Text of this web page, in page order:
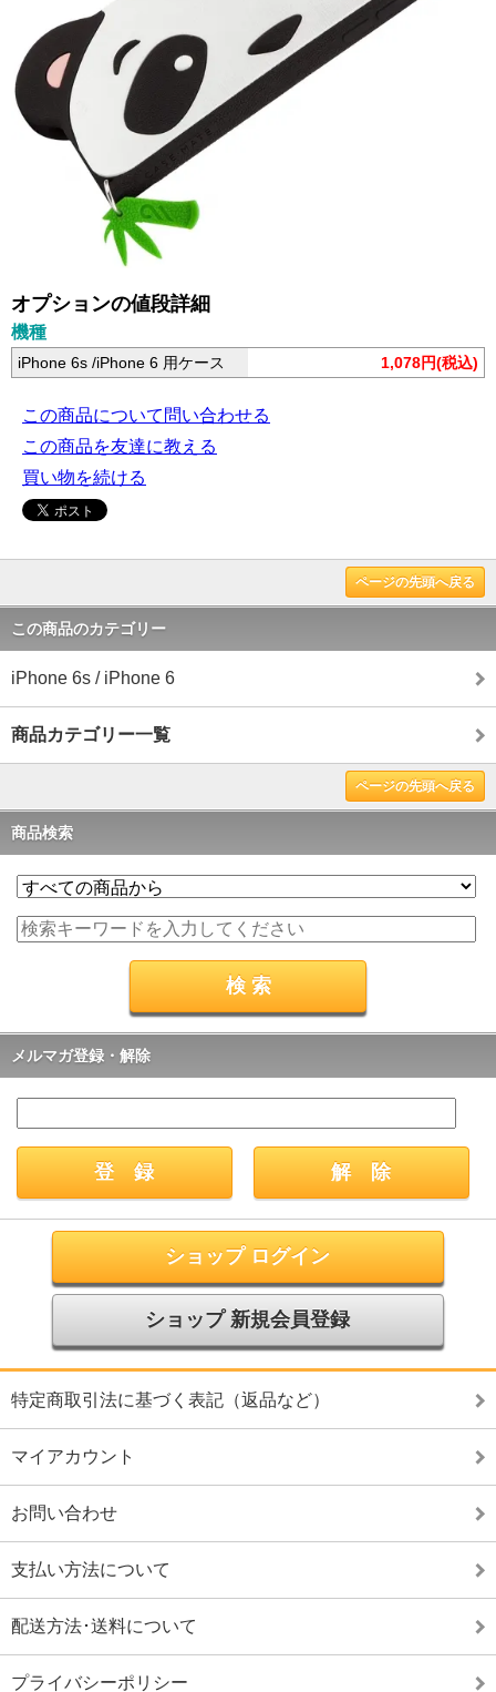
オプションの値段詳細
機種
iPhone 6s /iPhone 6 用ケース 1,078円(税込)
この商品について問い合わせる
この商品を友達に教える
買い物を続ける
ページの先頭へ戻る
この商品のカテゴリー
iPhone 6s / iPhone 6
商品カテゴリー一覧
ページの先頭へ戻る
商品検索
メルマガ登録・解除
ショップ ログイン
ショップ 新規会員登録
特定商取引法に基づく表記（返品など）
マイアカウント
お問い合わせ
支払い方法について
配送方法･送料について
プライバシーポリシー